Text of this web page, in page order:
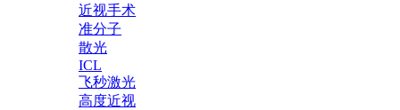
近视手术
准分子
散光
ICL
飞秒激光
高度近视